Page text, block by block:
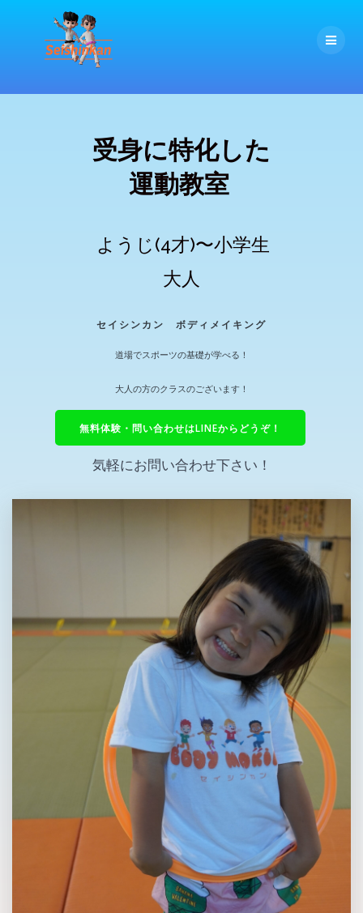
へ
ッ
プ
受身に特化した
運動教室
ようじ(4才)〜小学生
大人
セイシンカン ボディメイキング
道場でスポーツの基礎が学べる！
大人の方のクラスのございます！
無料体験・問い合わせはLINEからどうぞ！
気軽にお問い合わせ下さい！